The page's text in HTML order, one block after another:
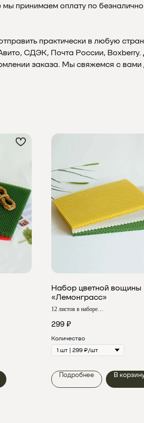
принимаем оплату по
практически в любую
СДЭК, Почта России,
заказа. Мы свяжемся с вами
Набор цветной вощины
«Лемонграсс»
12 листов в наборе
299 ₽
Количество
Подробнее В